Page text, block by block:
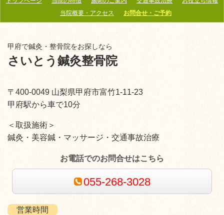
当院概要・アクセス
お問合せ・ご予約
甲府で鍼灸・整骨院をお探しなら
さいとう鍼灸整骨院
〒400-0049 山梨県甲府市富竹1-11-23
甲府駅から車で10分
＜取扱施術＞
鍼灸・美容鍼・マッサージ・交通事故治療
お電話でのお問合せはこちら
055-268-3028
営業時間